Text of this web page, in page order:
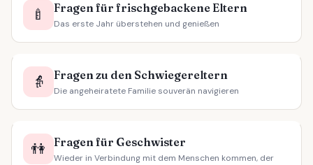
🍼 Fragen für frischgebackene Eltern
Das erste Jahr überstehen und genießen
👵 Fragen zu den Schwiegereltern
Die angeheiratete Familie souverän navigieren
👫 Fragen für Geschwister
Wieder in Verbindung mit dem Menschen kommen, der